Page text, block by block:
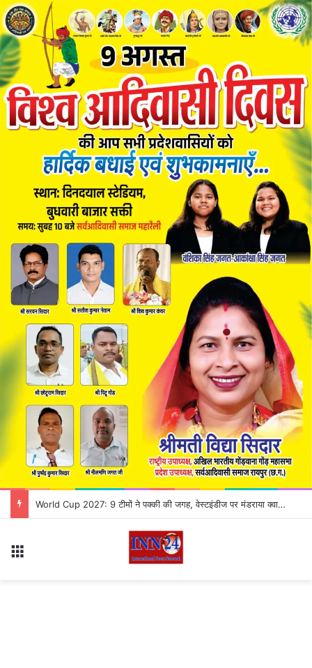
Chhattisgarh High Court में सोमवार से बदलेगी सुनवाई की व्यवस्था, जानिए किस बेंच में कौन से केस होंगे लिस्ट